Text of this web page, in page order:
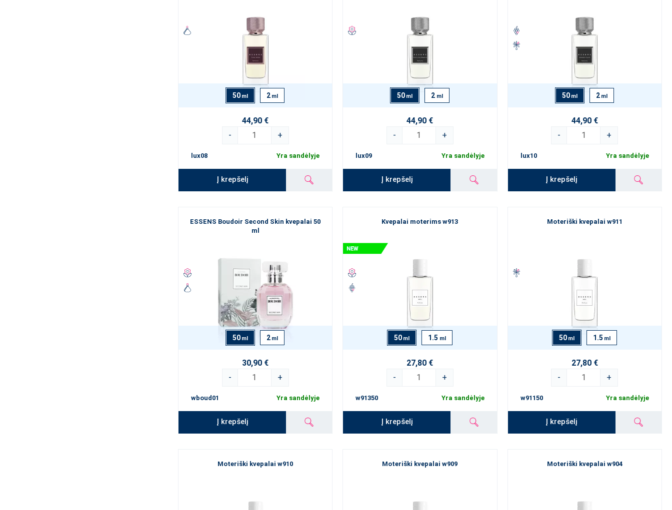
50 ml 2 ml
44,90 €
-
+
lux08 Yra sandėlyje
Į krepšelį
50 ml 2 ml
44,90 €
-
+
lux09 Yra sandėlyje
Į krepšelį
50 ml 2 ml
44,90 €
-
+
lux10 Yra sandėlyje
Į krepšelį
ESSENS Boudoir Second Skin kvepalai 50
ml
50 ml 2 ml
30,90 €
-
+
wboud01 Yra sandėlyje
Į krepšelį
Kvepalai moterims w913
50 ml 1.5 ml
27,80 €
-
+
w91350 Yra sandėlyje
Į krepšelį
Moteriški kvepalai w911
50 ml 1.5 ml
27,80 €
-
+
w91150 Yra sandėlyje
Į krepšelį
Moteriški kvepalai w910 Moteriški kvepalai w909 Moteriški kvepalai w904